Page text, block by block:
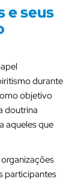
e seus
durante
objetivo
doutrina
aqueles que
participantes